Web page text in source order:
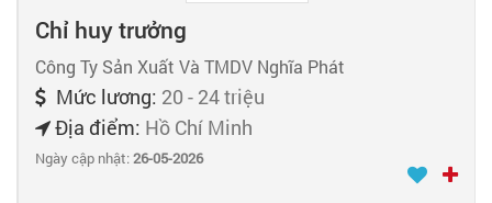
Chỉ huy trưởng
Công Ty Sản Xuất Và TMDV Nghĩa Phát
Mức lương: 20 - 24 triệu
Địa điểm: Hồ Chí Minh
Ngày cập nhật:26-05-2026